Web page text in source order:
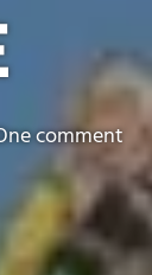
comment